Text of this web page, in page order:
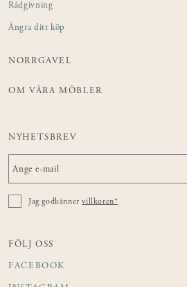
Rådgivning
Ångra ditt köp
NORRGAVEL
OM VÅRA MÖBLER
NYHETSBREV
Jag godkännervillkoren*
FÖLJ OSS
FACEBOOK